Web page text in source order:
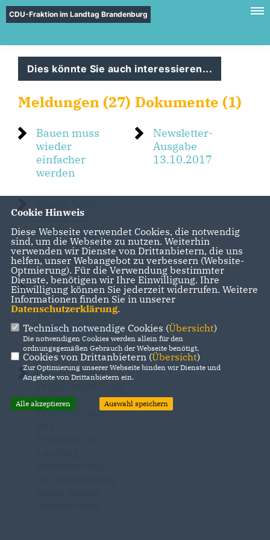
CDU-Fraktion im Landtag Brandenburg
Dies könnte Sie auch interessieren...
Meldungen (27)
Bauen muss
wieder
einfacher
werden
Mundt zur
Einführung des
neuen Azubi-
Tickets
Wiederaufnahme
des Betriebs der
Bahnstrecke
Berlin-Hamburg
zum 14. Juni
Gemeinsame
der SPD-
Fraktion und
Dokumente (1)
Newsletter-
Ausgabe
13.10.2017
Cookie Hinweis
Diese Webseite verwendet Cookies, die notwendig
sind, um die Webseite zu nutzen. Weiterhin
verwenden wir Dienste von Drittanbietern, die uns
helfen, unser Webangebot zu verbessern (Website-
Optmierung). Für die Verwendung bestimmter
Dienste, benötigen wir Ihre Einwilligung. Ihre
Einwilligung können Sie jederzeit widerrufen. Weitere
Informationen finden Sie in unserer
Datenschutzerklärung.
Technisch notwendige Cookies (Übersicht)
Die notwendigen Cookies werden allein für den
ordnungsgemäßen Gebrauch der Webseite benötigt.
Cookies von Drittanbietern (Übersicht)
Zur Optimierung unserer Webseite binden wir Dienste und
Angebote von Drittanbietern ein.
Alle akzeptieren Auswahl speichern